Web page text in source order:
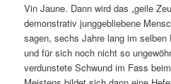
Vin Jaune. Dann wird das „geile
demonstrativ junggebliebene
sagen, sechs Jahre lang im
und für sich noch nicht so
verdunstete Schwund im Fass